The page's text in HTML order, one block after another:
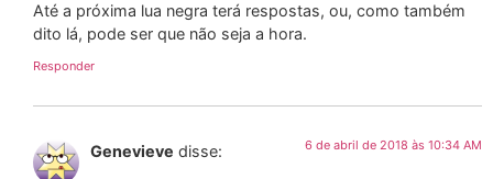
Até a próxima lua negra terá respostas, ou, como também
dito lá, pode ser que não seja a hora.
Responder
Genevieve disse: 6 de abril de 2018 às 10:34 AM